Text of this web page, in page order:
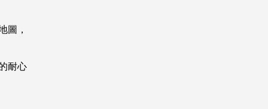
圖，
耐心